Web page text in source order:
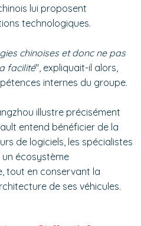
lui proposent
technologiques.
chinoises et donc ne pas
facilité", expliquait-il alors,
internes du groupe.
illustre précisément
entend bénéficier de la
de logiciels, les spécialistes
un écosystème
tout en conservant la
de ses véhicules.